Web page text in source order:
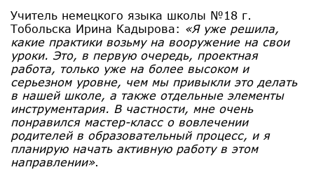
Учитель немецкого языка школы №18 г.
Тобольска Ирина Кадырова: «Я уже решила,
какие практики возьму на вооружение на свои
уроки. Это, в первую очередь, проектная
работа, только уже на более высоком и
серьезном уровне, чем мы привыкли это делать
в нашей школе, а также отдельные элементы
инструментария. В частности, мне очень
понравился мастер-класс о вовлечении
родителей в образовательный процесс, и я
планирую начать активную работу в этом
направлении».